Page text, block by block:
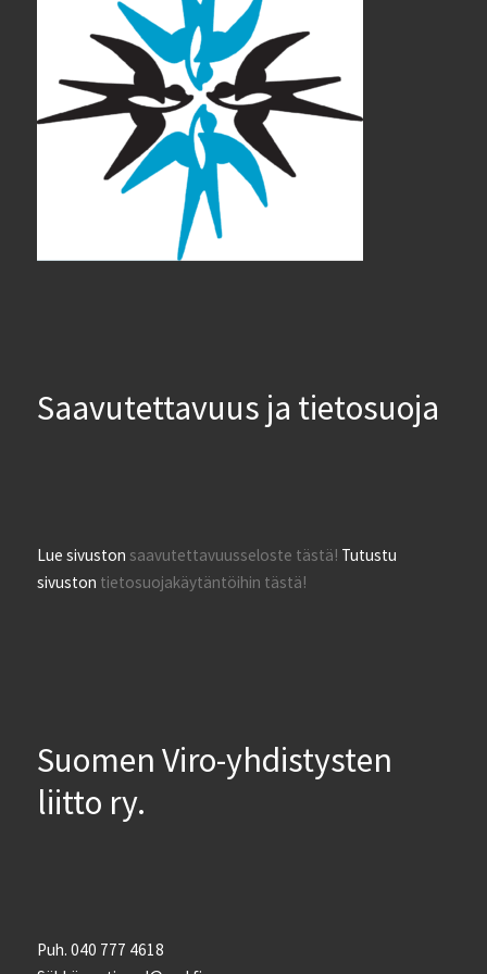
Saavutettavuus ja tietosuoja
Lue sivustonsaavutettavuusseloste tästä! Tutustu
sivuston tietosuojakäytäntöihin tästä!
Suomen Viro-yhdistysten
liitto ry.
Puh. 040 777 4618